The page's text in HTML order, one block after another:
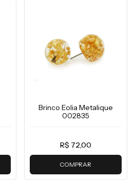
Brinco Eolia Metalique
002835
R$ 72,00
COMPRAR